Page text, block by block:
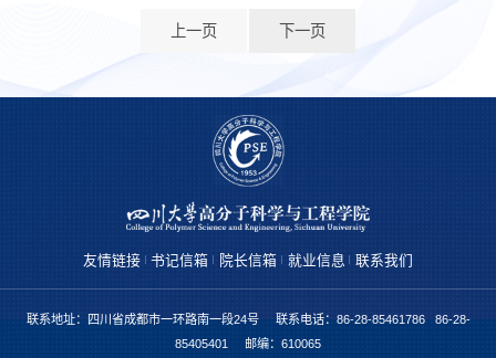
上一页 下一页
友情链接 书记信箱 院长信箱 就业信息 联系我们
联系地址：四川省成都市一环路南一段24号 联系电话：86-28-85461786 86-28-
85405401 邮编：610065